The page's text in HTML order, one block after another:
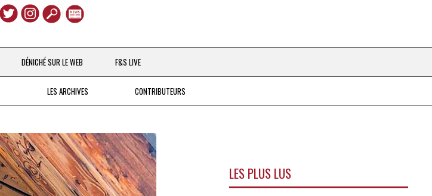
Aller
au
contenu
DÉNICHÉ SUR LE WEB F&S LIVE
LES ARCHIVES
DEPUIS 2016
CONTRIBUTEURS
LES PLUS LUS